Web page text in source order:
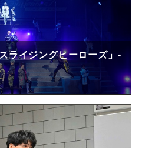
ライジングヒーローズ」-